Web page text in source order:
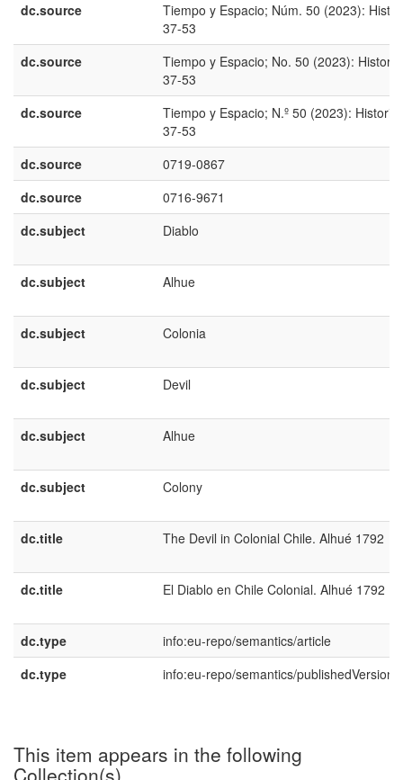
dc.source
Tiempo y Espacio; Núm. 50 (2023):
37-53
dc.source
Tiempo y Espacio; No. 50 (2023):
37-53
dc.source
Tiempo y Espacio; N.º 50 (2023): Historia;
37-53
dc.source
0719-0867
dc.source
0716-9671
dc.subject
Diablo
dc.subject Alhue
dc.subject Colonia
dc.subject Devil
dc.subject Alhue
dc.subject Colony
dc.title The Devil in Colonial Chile. Alhué 1792
dc.title El Diablo en Chile Colonial. Alhué 1792
dc.type
info:eu-repo/semantics/article
dc.type
info:eu-repo/semantics/publishedVersion
This item appears in the following
Collection(s)